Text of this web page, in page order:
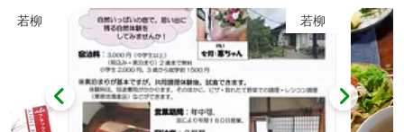
元特
「みえこの部屋」が「かりんとう」の製
造を委託する女川町の食品加工会社「夢
食研」は東日本大震災の津波で被...
若柳 若柳